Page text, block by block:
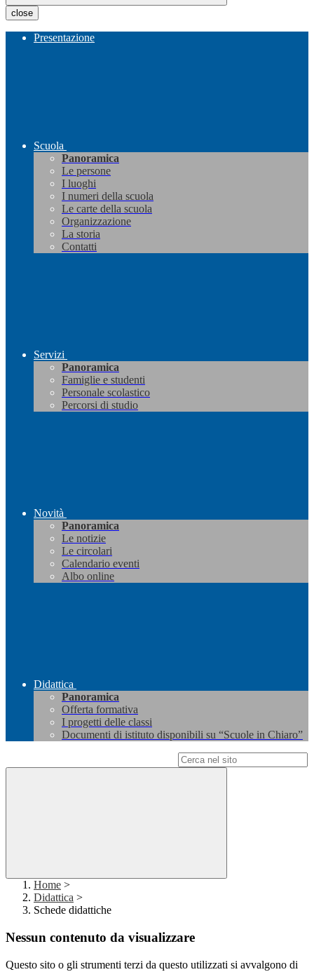
close
Presentazione
Scuola
Panoramica
Le persone
I luoghi
I numeri della scuola
Le carte della scuola
Organizzazione
La storia
Contatti
Servizi
Panoramica
Famiglie e studenti
Personale scolastico
Percorsi di studio
Novità
Panoramica
Le notizie
Le circolari
Calendario eventi
Albo online
Didattica
Panoramica
Offerta formativa
I progetti delle classi
Documenti di istituto disponibili su “Scuole in Chiaro”
Home >
Didattica >
Schede didattiche
Nessun contenuto da visualizzare
Questo sito o gli strumenti terzi da questo utilizzati si avvalgono di